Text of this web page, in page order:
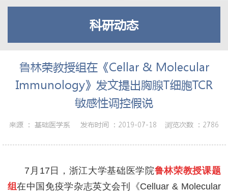
科研动态
鲁林荣教授组在《Cellar & Molecular
Immunology》发文提出胸腺T细胞TCR
敏感性调控假说
来源 ： 基础医学系 发布时间 ： 2019-07-18 浏览次数 ： 2786
7月17日，浙江大学基础医学院鲁林荣教授课题
组在中国免疫学杂志英文会刊《Celluar & Molecular